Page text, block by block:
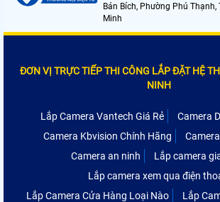
Bán Bích, Phường Phú
Minh
ĐƠN VỊ TRỰC TIẾP THI CÔNG LẮP ĐẶT HỆ
NINH
Lắp Camera Vantech Giá Rẻ
Camera
Camera Kbvision Chính Hãng
Camera an ninh
Lắp camera
Lắp camera xem qua điện
Lắp Camera Cửa Hàng Loại Nào
Lắp